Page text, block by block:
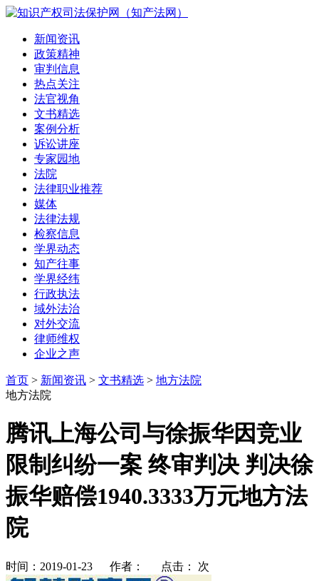
新闻资讯
政策精神
审判信息
热点关注
法官视角
文书精选
案例分析
诉讼讲座
专家园地
法院
法律职业推荐
媒体
法律法规
检察信息
学界动态
知产往事
学界经纬
行政执法
域外法治
对外交流
律师维权
企业之声
首页 > 新闻资讯 > 文书精选 > 地方法院
地方法院
腾讯上海公司与徐振华因竞业
限制纠纷一案 终审判决 判决徐
振华赔偿1940.3333万元地方法
院
时间：2019-01-23 作者： 点击： 次